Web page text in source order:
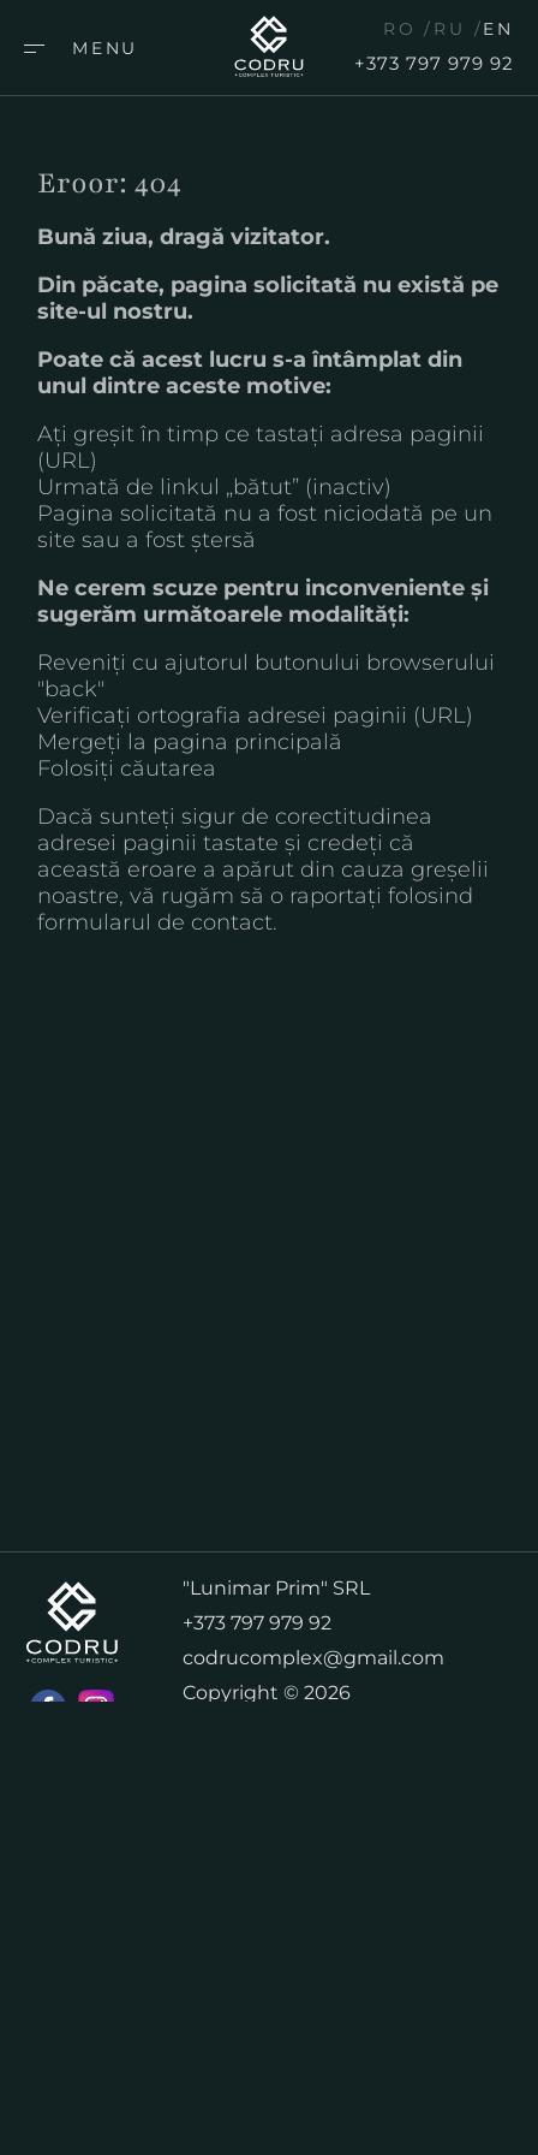
MENU
+373 797 979 92
RO RU EN
Eroor: 404
Bună ziua, dragă vizitator.
Din păcate, pagina solicitată nu există pe
site-ul nostru.
Poate că acest lucru s-a întâmplat din
unul dintre aceste motive:
Ați greșit în timp ce tastați adresa paginii
(URL)
Urmată de linkul „bătut” (inactiv)
Pagina solicitată nu a fost niciodată pe un
site sau a fost ștersă
Ne cerem scuze pentru inconveniente și
sugerăm următoarele modalități:
Reveniți cu ajutorul butonului browserului
"back"
Verificați ortografia adresei paginii (URL)
Mergeți la pagina principală
Folosiți căutarea
Dacă sunteți sigur de corectitudinea
adresei paginii tastate și credeți că
această eroare a apărut din cauza greșelii
noastre, vă rugăm să o raportați folosind
formularul de contact.
"Lunimar Prim" SRL
+373 797 979 92
codrucomplex@gmail.com
Copyright © 2026